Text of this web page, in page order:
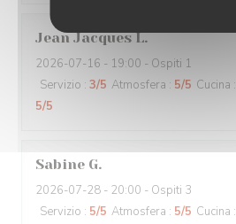
Jean Jacques L
2026-07-16 - 19:00 - Ospiti 1
Servizio : 3/5 Atmosfera : 5/5 Cucina :
5/5
Sabine G
2026-07-28 - 20:00 - Ospiti 3
Servizio : 5/5 Atmosfera : 5/5 Cucina :